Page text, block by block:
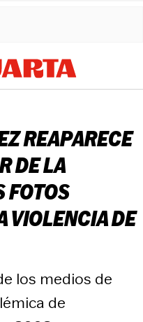
REAPARECE
DE LA
FOTOS
VIOLENCIA DE
los medios de
de